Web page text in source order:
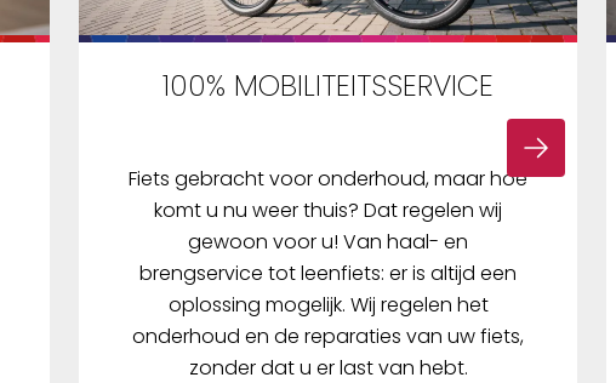
100% MOBILITEITSSERVICE
Fiets gebracht voor onderhoud, maar hoe
komt u nu weer thuis? Dat regelen wij
gewoon voor u! Van haal- en
brengservice tot leenfiets: er is altijd een
oplossing mogelijk. Wij regelen het
onderhoud en de reparaties van uw fiets,
zonder dat u er last van hebt.